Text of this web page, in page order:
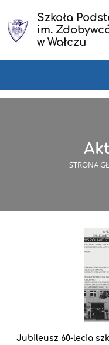
Szkoła
im.
w Wałczu
STRONA
Jubileusz 60-lecia